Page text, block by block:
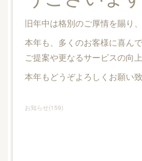
旧年中は格別のご厚情を賜り
本年も、多くのお客様に喜ん
ご提案や更なるサービスの向
本年もどうぞよろしくお願い致
お知らせ(159)